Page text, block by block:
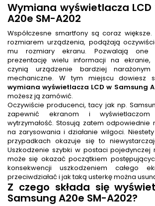
Wymiana wyświetlacza
A20e SM-A202
Współczesne smartfony są coraz
rozmiarem urządzenia, podążają
mu rozmiary ekranu. Pozwalają one
prezentację wielu informacji na ekranie,
czynią urządzenie bardziej
mechaniczne. W tym miejscu dowiesz
wymiana wyświetlacza LCD w Samsung
możesz ją zamówić.
Oczywiście producenci, tacy jak np.
zapewnić ekranom i
wytrzymałość. Stosują zatem odpowiednie
na zarysowania i działanie wilgoci.
przypadkach okazuje się to
Uszkodzenie szybki w postaci pojedynczej
może się okazać początkiem
konsekwencji uszkodzeniem całego
przeciwdziałać i jak taką usterkę można
Z czego składa się
Samsung A20e SM-A202?